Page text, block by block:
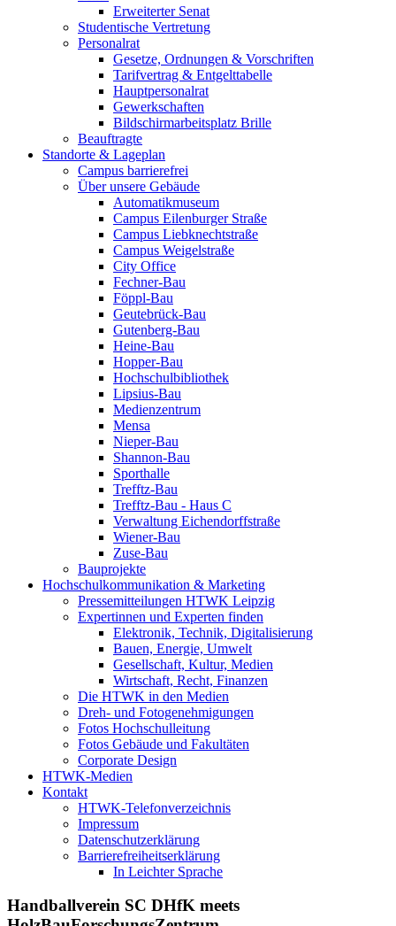
Erweiterter Senat
Studentische Vertretung
Personalrat
Gesetze, Ordnungen & Vorschriften
Tarifvertrag & Entgelttabelle
Hauptpersonalrat
Gewerkschaften
Bildschirmarbeitsplatz Brille
Beauftragte
Standorte & Lageplan
Campus barrierefrei
Über unsere Gebäude
Automatikmuseum
Campus Eilenburger Straße
Campus Liebknechtstraße
Campus Weigelstraße
City Office
Fechner-Bau
Föppl-Bau
Geutebrück-Bau
Gutenberg-Bau
Heine-Bau
Hopper-Bau
Hochschulbibliothek
Lipsius-Bau
Medienzentrum
Mensa
Nieper-Bau
Shannon-Bau
Sporthalle
Trefftz-Bau
Trefftz-Bau - Haus C
Verwaltung Eichendorffstraße
Wiener-Bau
Zuse-Bau
Bauprojekte
Hochschulkommunikation & Marketing
Pressemitteilungen HTWK Leipzig
Expertinnen und Experten finden
Elektronik, Technik, Digitalisierung
Bauen, Energie, Umwelt
Gesellschaft, Kultur, Medien
Wirtschaft, Recht, Finanzen
Die HTWK in den Medien
Dreh- und Fotogenehmigungen
Fotos Hochschulleitung
Fotos Gebäude und Fakultäten
Corporate Design
HTWK-Medien
Kontakt
HTWK-Telefonverzeichnis
Impressum
Datenschutzerklärung
Barrierefreiheitserklärung
In Leichter Sprache
Handballverein SC DHfK meets